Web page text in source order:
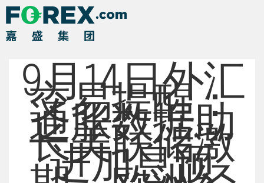
9月14日外汇
交易提醒：
通胀数据助
长美联储激
进加息预